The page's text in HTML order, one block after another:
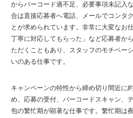
からバーコード過不足、必要事項未記入
合は直接応募者へ電話、メールでコンタ
とが求められています。非常に大変なお
丁寧に対応してもらった」など応募者か
ただくこともあり、スタッフのモチベー
いのある仕事です。
キャンペーンの特性から締め切り間近に
め、応募の受付、バーコードスキャン、
包の繁忙期が顕著な仕事です。繁忙期は